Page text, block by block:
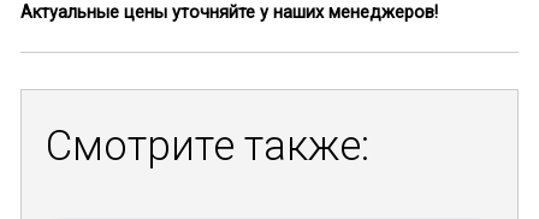
Актуальные цены уточняйте у наших менеджеров!
Смотрите также: